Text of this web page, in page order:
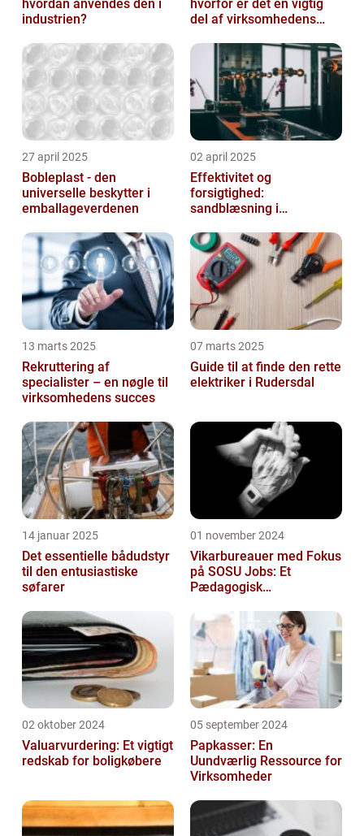
hvordan anvendes den i
industrien?
hvorfor er det en vigtig
del af virksomhedens
27 april 2025
Bobleplast - den
universelle beskytter i
emballageverdenen
02 april 2025
Effektivitet og
forsigtighed:
sandblæsning i
13 marts 2025
Rekruttering af
specialister – en nøgle til
virksomhedens succes
07 marts 2025
Guide til at finde den rette
elektriker i Rudersdal
14 januar 2025
Det essentielle bådudstyr
til den entusiastiske
søfarer
01 november 2024
Vikarbureauer med Fokus
på SOSU Jobs: Et
Pædagogisk
02 oktober 2024
Valuarvurdering: Et vigtigt
redskab for boligkøbere
05 september 2024
Papkasser: En
Uundværlig Ressource for
Virksomheder